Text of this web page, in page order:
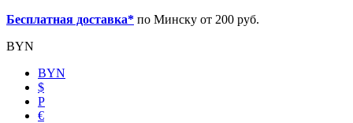
Бесплатная доставка* по Минску от 200 руб.
BYN
BYN
$
Р
€